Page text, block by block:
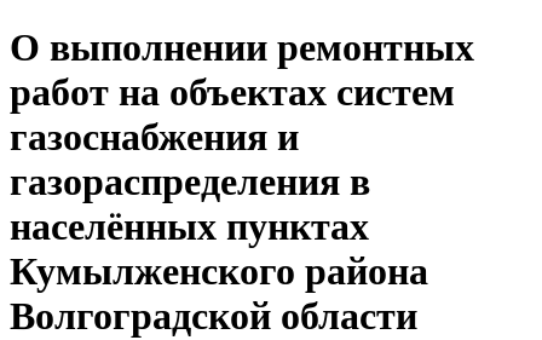
О выполнении ремонтных
работ на объектах систем
газоснабжения и
газораспределения в
населённых пунктах
Кумылженского района
Волгоградской области